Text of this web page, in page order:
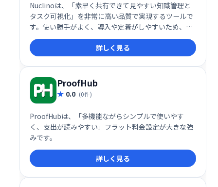
Nuclinoは、「素早く共有できて見やすい知識管理と
タスク可視化」を非常に高い品質で実現するツールで
す。使い勝手がよく、導入や定着がしやすいため、コ
ミュニケーションコストや情報散逸に悩む企業にとっ
て、魅力的なソリューションです。ENT向け機能とAI
支援を備えた有償プランも整っており、成長に応じた
スケーラブルな運用が可能です
詳しく見る
ProofHub
0.0 (0件)
ProofHubは、「多機能ながらシンプルで使いやす
く、支出が読みやすい」フラット料金設定が大きな強
みです。
詳しく見る